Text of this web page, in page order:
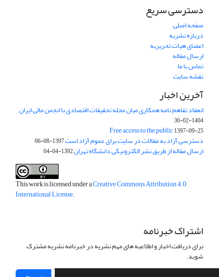
دسترسی سریع
صفحه اصلی
درباره نشریه
اعضای هیات تحریریه
ارسال مقاله
تماس با ما
نقشه سایت
آخرین اخبار
انعقاد تفاهم نامه همکاری میان مجله تحقیقات اقتصادی با انجمن مالی ایران
1404-02-30
Free access to the public1397-09-25
دسترسی آزاد به مقالات در سایت برای عموم آزاد است1397-08-06
ارسال مقاله از طریق نشر الکترونیکی دانشگاه تهران1392-04-04
This work is licensed under aCreative Commons Attribution 4.0
International License.
اشتراک خبرنامه
برای دریافت اخبار و اطلاعیه های مهم نشریه در خبرنامه نشریه مشترک
شوید.